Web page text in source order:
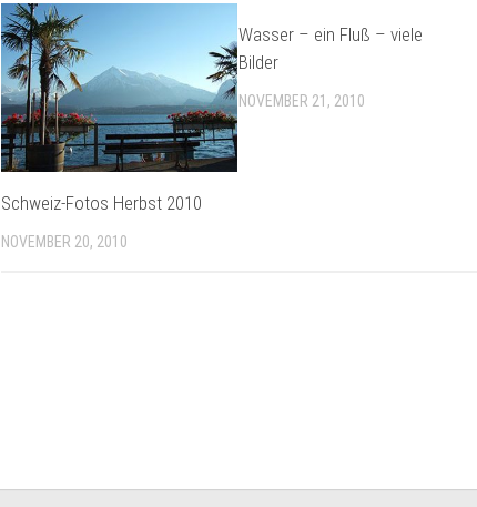
Schweiz-Fotos Herbst 2010
NOVEMBER 20, 2010
Wasser – ein Fluß – viele
Bilder
NOVEMBER 21, 2010